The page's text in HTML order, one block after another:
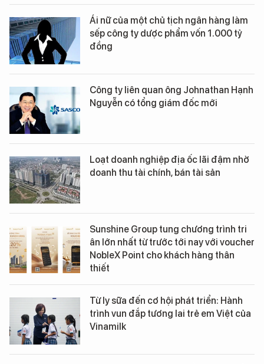
Ái nữ của một chủ tịch ngân hàng làm
sếp công ty dược phẩm vốn 1.000 tỷ
đồng
Công ty liên quan ông Johnathan Hạnh
Nguyễn có tổng giám đốc mới
Loạt doanh nghiệp địa ốc lãi đậm nhờ
doanh thu tài chính, bán tài sản
Sunshine Group tung chương trình tri
ân lớn nhất từ trước tới nay với voucher
NobleX Point cho khách hàng thân
thiết
Từ ly sữa đến cơ hội phát triển: Hành
trình vun đắp tương lai trẻ em Việt của
Vinamilk